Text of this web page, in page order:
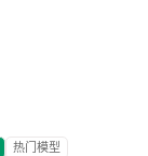
热门模型